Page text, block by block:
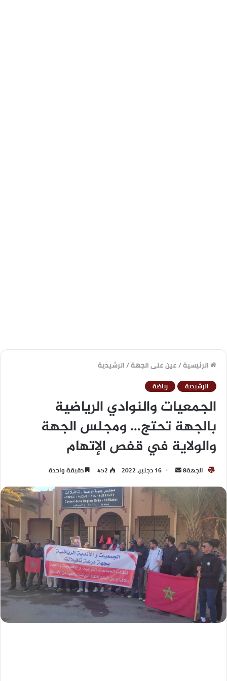
الرئيسية/عين على الجهة/الرشيدية
الرشيدية رياضة
الجمعيات والنوادي الرياضية
بالجهة تحتج… ومجلس الجهة
والولاية في قفص الإتهام
الجهة8 16 دجنبر، 2022 452 دقيقة واحدة